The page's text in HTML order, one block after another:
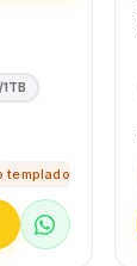
1TB
templado